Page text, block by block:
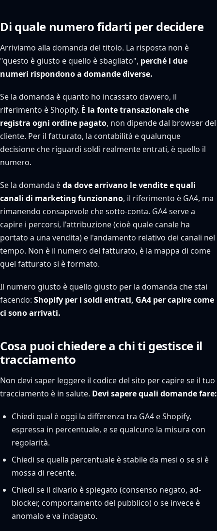
Di quale numero fidarti per decidere
Arriviamo alla domanda del titolo. La risposta non è
"questo è giusto e quello è sbagliato", perché i due
numeri rispondono a domande diverse.
Se la domanda è quanto ho incassato davvero, il
riferimento è Shopify. È la fonte transazionale che
registra ogni ordine pagato, non dipende dal browser del
cliente. Per il fatturato, la contabilità e qualunque
decisione che riguardi soldi realmente entrati, è quello il
numero.
Se la domanda èda dove arrivano le vendite e quali
canali di marketing funzionano, il riferimento è GA4, ma
rimanendo consapevole che sotto-conta. GA4 serve a
capire i percorsi, l'attribuzione (cioè quale canale ha
portato a una vendita) e l'andamento relativo dei canali nel
tempo. Non è il numero del fatturato, è la mappa di come
quel fatturato si è formato.
Il numero giusto è quello giusto per la domanda che stai
facendo: Shopify per i soldi entrati, GA4 per capire come
ci sono arrivati.
Cosa puoi chiedere a chi ti gestisce il
tracciamento
Non devi saper leggere il codice del sito per capire se il tuo
tracciamento è in salute. Devi sapere quali domande fare:
Chiedi qual è oggi la differenza tra GA4 e Shopify,
espressa in percentuale, e se qualcuno la misura con
regolarità.
Chiedi se quella percentuale è stabile da mesi o se si è
mossa di recente.
Chiedi se il divario è spiegato (consenso negato, ad-
blocker, comportamento del pubblico) o se invece è
anomalo e va indagato.